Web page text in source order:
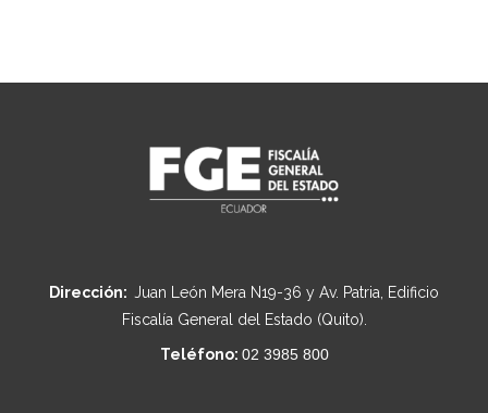
Dirección: Juan León Mera N19-36 y Av. Patria, Edificio
Fiscalía General del Estado (Quito).
Teléfono: 02 3985 800